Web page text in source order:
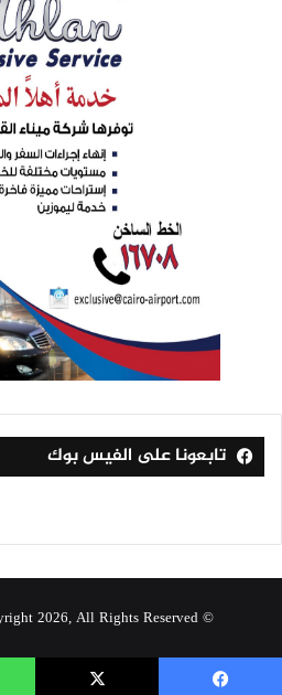
تابعونا على الفيس بوك
© Copyright 2026, All Rights Reserved |